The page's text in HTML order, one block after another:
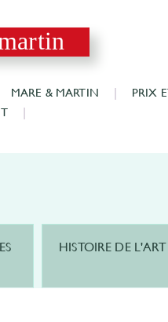
MARE & MARTIN
PRIX
HISTOIRE DE L'ART